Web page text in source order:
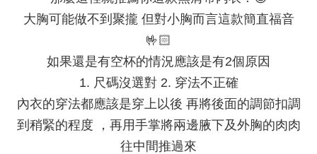
大胸可能做不到聚攏 但對小胸而言這款簡直福音
🤟🏻
如果還是有空杯的情況應該是有2個原因
1. 尺碼沒選對 2. 穿法不正確
內衣的穿法都應該是穿上以後 再將後面的調節扣調
到稍緊的程度 ，再用手掌將兩邊腋下及外胸的肉肉
往中間推過來